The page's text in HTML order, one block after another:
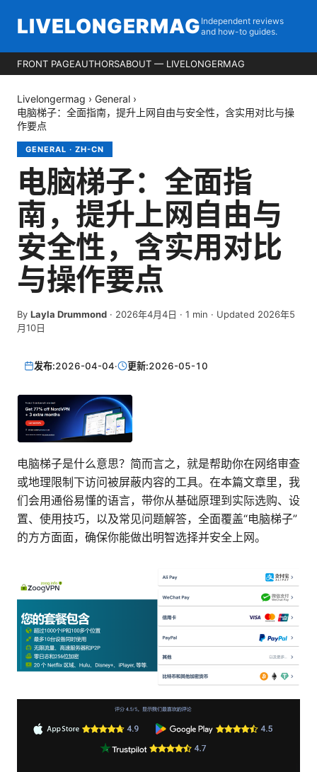
LIVELONGERMAG Independent reviews
and how-to guides.
FRONT PAGEAUTHORSABOUT — LIVELONGERMAG
Livelongermag › General ›
电脑梯子：全面指南，提升上网自由与安全性，含实用对比与操
作要点
GENERAL · ZH-CN
电脑梯子：全面指
南，提升上网自由与
安全性，含实用对比
与操作要点
By Layla Drummond · 2026年4月4日 · 1 min · Updated 2026年5
月10日
发布:2026-04-04· 更新:2026-05-10
电脑梯子是什么意思？简而言之，就是帮助你在网络审查
或地理限制下访问被屏蔽内容的工具。在本篇文章里，我
们会用通俗易懂的语言，带你从基础原理到实际选购、设
置、使用技巧，以及常见问题解答，全面覆盖“电脑梯子”
的方方面面，确保你能做出明智选择并安全上网。